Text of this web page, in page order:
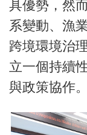
具優勢，然
系變動、漁
跨境環境治
立一個持續
與政策協作。